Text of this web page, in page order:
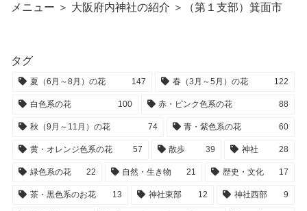
メニュー ＞ 大阪府内神社の紹介 ＞（第１支部）箕面市
タグ
夏（6月～8月）の花 147 春（3月～5月）の花 122
白色系の花 100 赤・ピンク色系の花 88
秋（9月～11月）の花 74 青・紫色系の花 60
黄・オレンジ色系の花 57 散歩 39 神社 28
緑色系の花 22 自然・生き物 21 歴史・文化 17
茶・黒色系のお花 13 神社東部 12 神社西部 9